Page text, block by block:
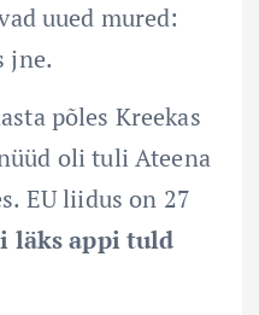
uued mured:
jne.
põles Kreekas
oli tuli Ateena
EU liidus on 27
appi tuld